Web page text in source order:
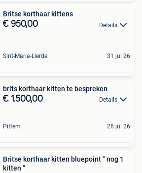
Britse korthaar kittens
€ 950,00 Details
Sint-Maria-Lierde 31 jul 26
brits korthaar kitten te bespreken
€ 1.500,00 Details
Pittem 26 jul 26
Britse korthaar kitten bluepoint " nog 1
kitten "